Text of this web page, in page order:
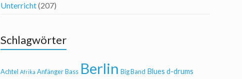
Unterricht(207)
Schlagwörter
Achtel Afrika AnfängerBass Berlin Big Band Blues d-drums